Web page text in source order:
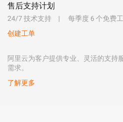
售后支持计划
24/7 技术支持 每季度 6 个免费
创建工单
阿里云为客户提供专业、灵活的支持
需求。
了解更多